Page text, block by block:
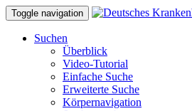
Toggle navigation
Suchen
Überblick
Video-Tutorial
Einfache Suche
Erweiterte Suche
Körpernavigation